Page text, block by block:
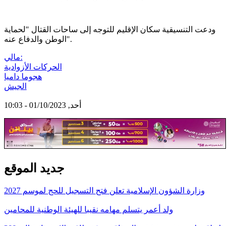
ودعت التنسيقية سكان الإقليم للتوجه إلى ساحات القتال "لحماية
الوطن والدفاع عنه".
مالي:
الحركات الأزوادية
هجوما داميا
الجيش
أحد, 01/10/2023 - 10:03
جديد الموقع
وزارة الشؤون الإسلامية تعلن فتح التسجيل للحج لموسم 2027
ولد أعمر يتسلم مهامه نقيبا للهيئة الوطنية للمحامين